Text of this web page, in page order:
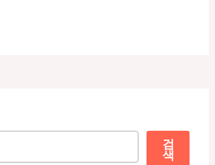
검
색